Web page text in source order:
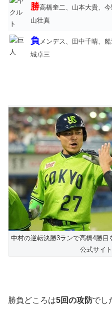
勝高橋奎二、山本大貴、
山壮真
負 メンデス、田中千晴、
城卓三
中村の逆転決勝3ランで高橋4勝
公式サイ
勝負どころは5回の攻防でし